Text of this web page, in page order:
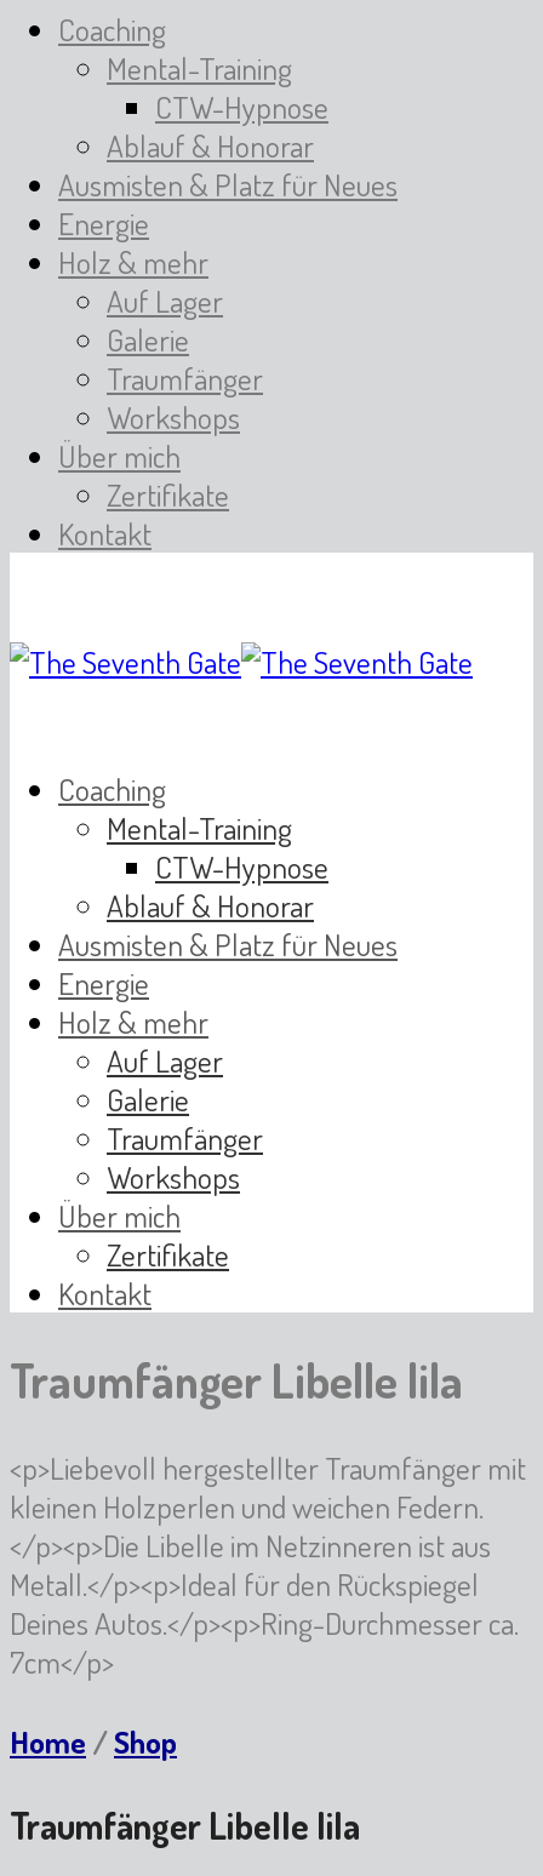
Coaching
Mental-Training
CTW-Hypnose
Ablauf & Honorar
Ausmisten & Platz für Neues
Energie
Holz & mehr
Auf Lager
Galerie
Traumfänger
Workshops
Über mich
Zertifikate
Kontakt
Coaching
Mental-Training
CTW-Hypnose
Ablauf & Honorar
Ausmisten & Platz für Neues
Energie
Holz & mehr
Auf Lager
Galerie
Traumfänger
Workshops
Über mich
Zertifikate
Kontakt
Traumfänger Libelle lila
<p>Liebevoll hergestellter Traumfänger mit
kleinen Holzperlen und weichen Federn.
</p><p>Die Libelle im Netzinneren ist aus
Metall.</p><p>Ideal für den Rückspiegel
Deines Autos.</p><p>Ring-Durchmesser ca.
7cm</p>
Home /Shop
Traumfänger Libelle lila